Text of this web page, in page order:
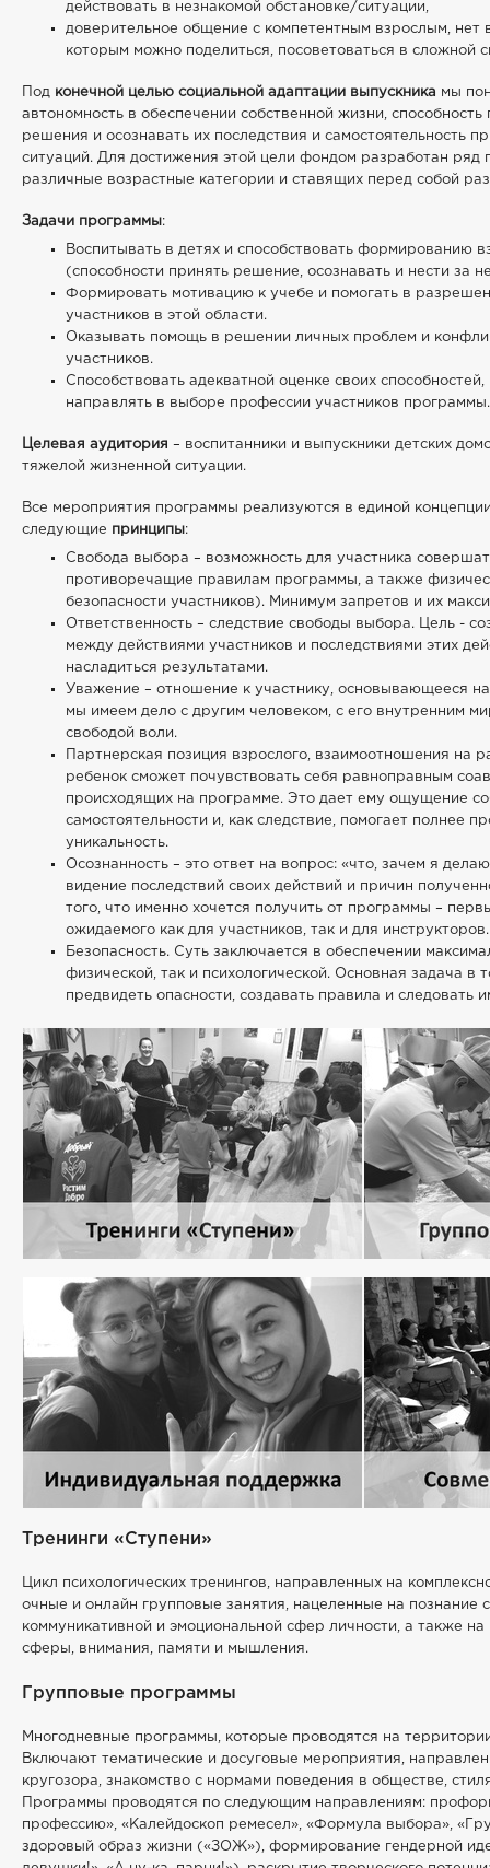
действовать в незнакомой обстановке/ситуации,
доверительное общение с компетентным взрослым, нет
которым можно поделиться, посоветоваться в сложной
Под конечной целью социальной адаптации выпускника мы
автономность в обеспечении собственной жизни,
решения и осознавать их последствия и самостоятельность
ситуаций. Для достижения этой цели фондом разработан ряд
различные возрастные категории и ставящих перед собой
Задачи программы:
Воспитывать в детях и способствовать формированию
(способности принять решение, осознавать и нести за
Формировать мотивацию к учебе и помогать в
участников в этой области.
Оказывать помощь в решении личных проблем и
участников.
Способствовать адекватной оценке своих способностей,
направлять в выборе профессии участников программы.
Целевая аудитория – воспитанники и выпускники детских
тяжелой жизненной ситуации.
Все мероприятия программы реализуются в единой
следующие принципы:
Свобода выбора – возможность для участника
противоречащие правилам программы, а также
безопасности участников). Минимум запретов и их
Ответственность – следствие свободы выбора. Цель -
между действиями участников и последствиями этих
насладиться результатами.
Уважение – отношение к участнику, основывающееся
мы имеем дело с другим человеком, с его внутренним
свободой воли.
Партнерская позиция взрослого, взаимоотношения на
ребенок сможет почувствовать себя равноправным
происходящих на программе. Это дает ему ощущение
самостоятельности и, как следствие, помогает полнее
уникальность.
Осознанность – это ответ на вопрос: «что, зачем я
видение последствий своих действий и причин
того, что именно хочется получить от программы –
ожидаемого как для участников, так и для инструкторов.
Безопасность. Суть заключается в обеспечении
физической, так и психологической. Основная задача в
предвидеть опасности, создавать правила и следовать
Тренинги «Ступени»
Цикл психологических тренингов, направленных на
очные и онлайн групповые занятия, нацеленные на познание
коммуникативной и эмоциональной сфер личности, а также на
сферы, внимания, памяти и мышления.
Групповые программы
Многодневные программы, которые проводятся на
Включают тематические и досуговые мероприятия,
кругозора, знакомство с нормами поведения в обществе,
Программы проводятся по следующим направлениям:
профессию», «Калейдоскоп ремесел», «Формула выбора»,
здоровый образ жизни («ЗОЖ»), формирование гендерной